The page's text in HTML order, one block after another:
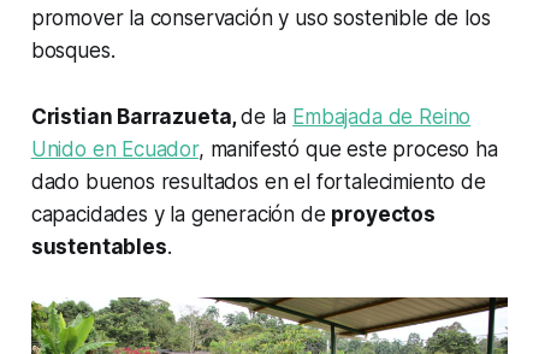
promover la conservación y uso sostenible de los
bosques.
Cristian Barrazueta,de la Embajada de Reino
Unido en Ecuador, manifestó que este proceso ha
dado buenos resultados en el fortalecimiento de
capacidades y la generación de proyectos
sustentables.